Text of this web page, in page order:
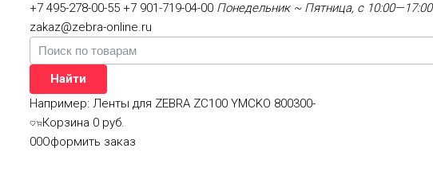
+7 495-278-00-55 +7 901-719-04-00 Понедельник ~ Пятница, с 10:00—17:00
zakaz@zebra-online.ru
Найти
Например: Ленты для ZEBRA ZC100 YMCKO 800300-
00
Корзина 0 руб.
Оформить заказ